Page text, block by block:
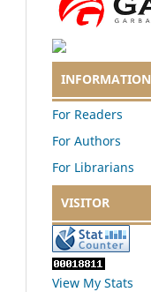
INFORMATION
For Readers
For Authors
For Librarians
VISITOR
View My Stats